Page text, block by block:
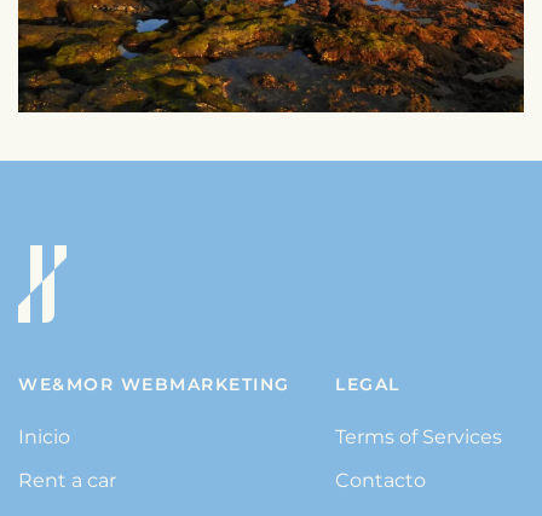
WE&MOR WEBMARKETING
Inicio
Rent a car
LEGAL
Terms of Services
Contacto